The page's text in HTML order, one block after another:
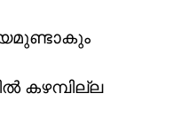
കഴമ്പില്ല